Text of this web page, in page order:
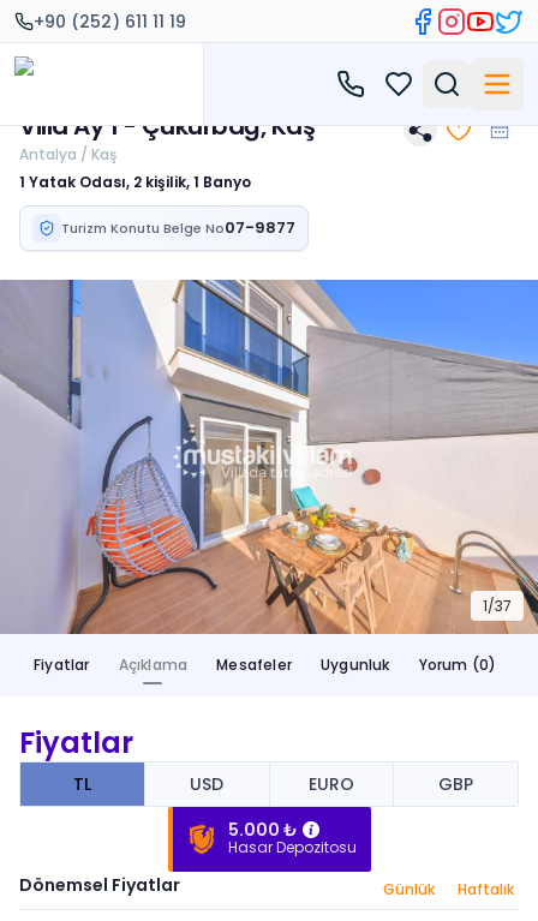
+90 (252) 611 11 19
Villa Ay 1 - Çukurbağ, Kaş
Antalya / Kaş
1 Yatak Odası, 2 kişilik, 1 Banyo
Turizm Konutu Belge No07-9877
1/37
Fiyatlar Açıklama Mesafeler Uygunluk Yorum (0)
Fiyatlar
TL USD EURO
GBP
5.000 ₺
Hasar Depozitosu
Dönemsel Fiyatlar Günlük Haftalık